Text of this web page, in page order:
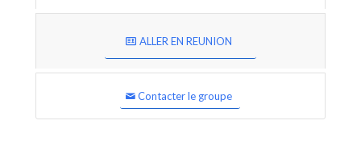
ALLER EN REUNION
Contacter le groupe